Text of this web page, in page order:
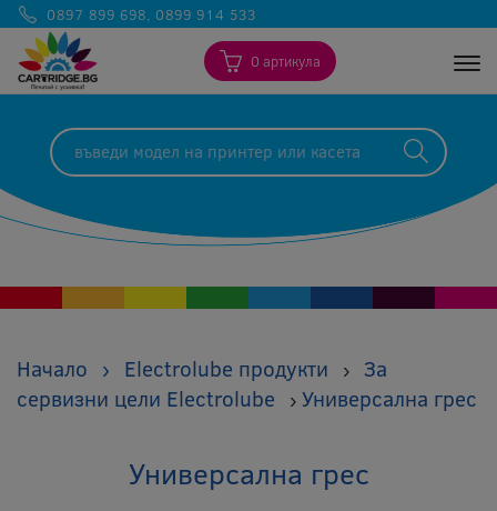
0897 899 698, 0899 914 533
0 артикула
Начало › Electrolube продукти › За
сервизни цели Electrolube
› Универсална грес
Универсална грес